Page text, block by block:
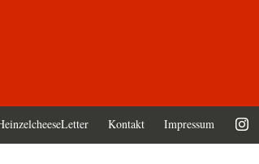
Kontakt Impressum